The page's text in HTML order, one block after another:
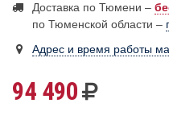
Доставка по Тюмени –
по Тюменской области –
Адрес и время работы
94 490